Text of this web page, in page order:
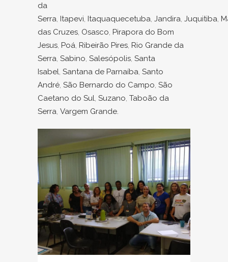
da
Serra, Itapevi, Itaquaquecetuba, Jandira, Juquitiba,
das Cruzes, Osasco, Pirapora do Bom
Jesus, Poá, Ribeirão Pires, Rio Grande da
Serra, Sabino, Salesópolis, Santa
Isabel, Santana de Parnaíba, Santo
André, São Bernardo do Campo, São
Caetano do Sul, Suzano, Taboão da
Serra, Vargem Grande.